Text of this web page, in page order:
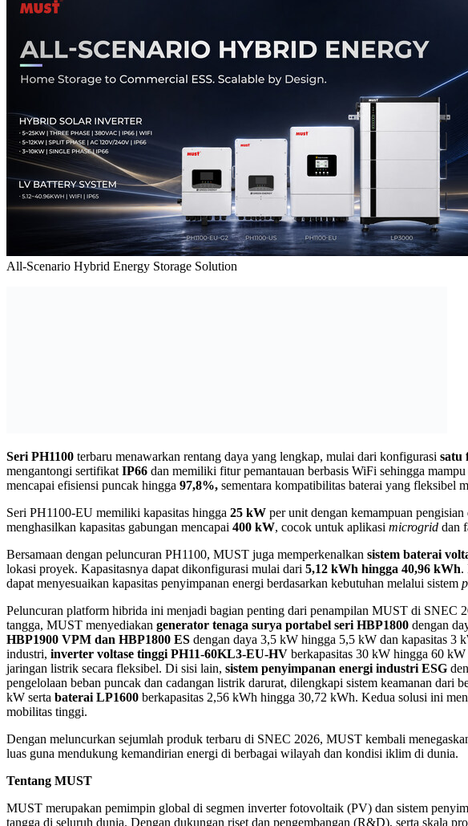
All-Scenario Hybrid Energy Storage Solution
Seri PH1100 terbaru menawarkan rentang daya yang lengkap, mulai dari konfigurasi satu
mengantongi sertifikat IP66 dan memiliki fitur pemantauan berbasis WiFi sehingga
mencapai efisiensi puncak hingga 97,8%, sementara kompatibilitas baterai yang fleksibel
Seri PH1100-EU memiliki kapasitas hingga 25 kW per unit dengan kemampuan pengisian
menghasilkan kapasitas gabungan mencapai 400 kW, cocok untuk aplikasi microgrid dan
Bersamaan dengan peluncuran PH1100, MUST juga memperkenalkan sistem baterai
lokasi proyek. Kapasitasnya dapat dikonfigurasi mulai dari 5,12 kWh hingga 40,96 kWh.
dapat menyesuaikan kapasitas penyimpanan energi berdasarkan kebutuhan melalui sistem
Peluncuran platform hibrida ini menjadi bagian penting dari penampilan MUST di SNEC
tangga, MUST menyediakan generator tenaga surya portabel seri HBP1800 dengan
HBP1900 VPM dan HBP1800 ES dengan daya 3,5 kW hingga 5,5 kW dan kapasitas
industri, inverter voltase tinggi PH11-60KL3-EU-HV berkapasitas 30 kW hingga 60 kW
jaringan listrik secara fleksibel. Di sisi lain, sistem penyimpanan energi industri ESG
pengelolaan beban puncak dan cadangan listrik darurat, dilengkapi sistem keamanan dari
kW serta baterai LP1600 berkapasitas 2,56 kWh hingga 30,72 kWh. Kedua solusi ini
mobilitas tinggi.
Dengan meluncurkan sejumlah produk terbaru di SNEC 2026, MUST kembali
luas guna mendukung kemandirian energi di berbagai wilayah dan kondisi iklim di dunia.
Tentang MUST
MUST merupakan pemimpin global di segmen inverter fotovoltaik (PV) dan sistem
tangga di seluruh dunia. Dengan dukungan riset dan pengembangan (R&D), serta skala